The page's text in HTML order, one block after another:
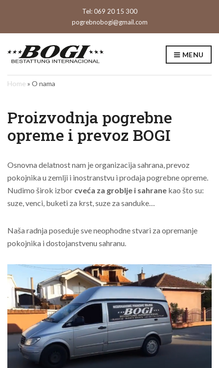
Tel: 069 20 15 300
pogrebnobogi@gmail.com
MENU
Home » O nama
Proizvodnja pogrebne
opreme i prevoz BOGI
Osnovna delatnost nam je organizacija sahrana, prevoz
pokojnika u zemlji i inostranstvu i prodaja pogrebne opreme.
Nudimo širok izbor cveća za groblje i sahrane kao što su:
suze, venci, buketi za krst, suze za sanduke…
Naša radnja poseduje sve neophodne stvari za opremanje
pokojnika i dostojanstvenu sahranu.